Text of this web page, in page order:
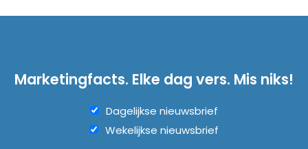
Marketingfacts. Elke dag vers. Mis niks!
Dagelijkse nieuwsbrief
Wekelijkse nieuwsbrief